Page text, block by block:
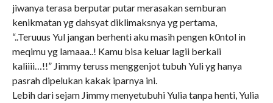
jiwanya terasa berputar putar merasakan semburan
kenikmatan yg dahsyat diklimaksnya yg pertama,
“..Teruuus Yul jangan berhenti aku masih pengen k0ntol in
meqimu yg lamaaa..! Kamu bisa keluar lagii berkali
kaliiii…!!” Jimmy teruss menggenjot tubuh Yuli yg hanya
pasrah dipelukan kakak iparnya ini.
Lebih dari sejam Jimmy menyetubuhi Yulia tanpa henti, Yulia